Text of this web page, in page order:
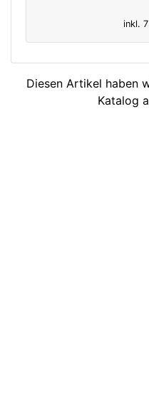
inkl.
Diesen Artikel haben
Katalog